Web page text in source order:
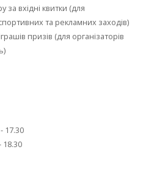
за вхідні квитки (для
та рекламних заходів)
призів (для організаторів
17.30